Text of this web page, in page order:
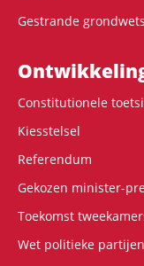
Gestrande
Constitutionele
Kiesstelsel
Referendum
Gekozen minister-
Toekomst
Wet politieke partijen